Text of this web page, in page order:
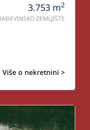
3.753 m2
ZEMLJIŠTE
Više o nekretnini >